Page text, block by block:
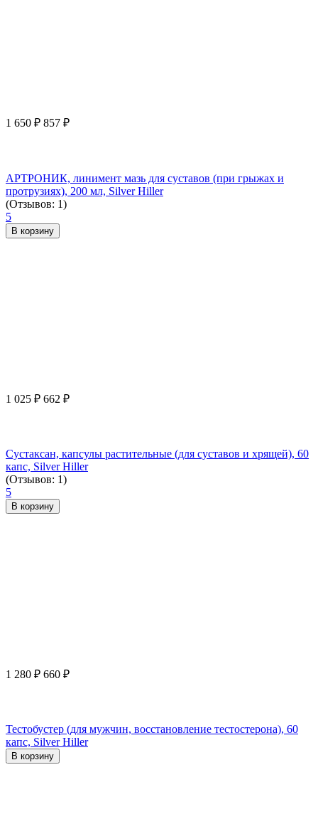
1 650 ₽ 857 ₽
АРТРОНИК, линимент мазь для суставов (при грыжах и
протрузиях), 200 мл, Silver Hiller
(Отзывов: 1)
5
В корзину
1 025 ₽ 662 ₽
Сустаксан, капсулы растительные (для суставов и хрящей), 60
капс, Silver Hiller
(Отзывов: 1)
5
В корзину
1 280 ₽ 660 ₽
Тестобустер (для мужчин, восстановление тестостерона), 60
капс, Silver Hiller
В корзину